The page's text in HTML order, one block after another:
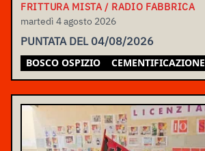
FRITTURA MISTA / RADIO FABBRICA
martedì 4 agosto 2026
PUNTATA DEL 04/08/2026
BOSCO OSPIZIO CEMENTIFICAZIONE